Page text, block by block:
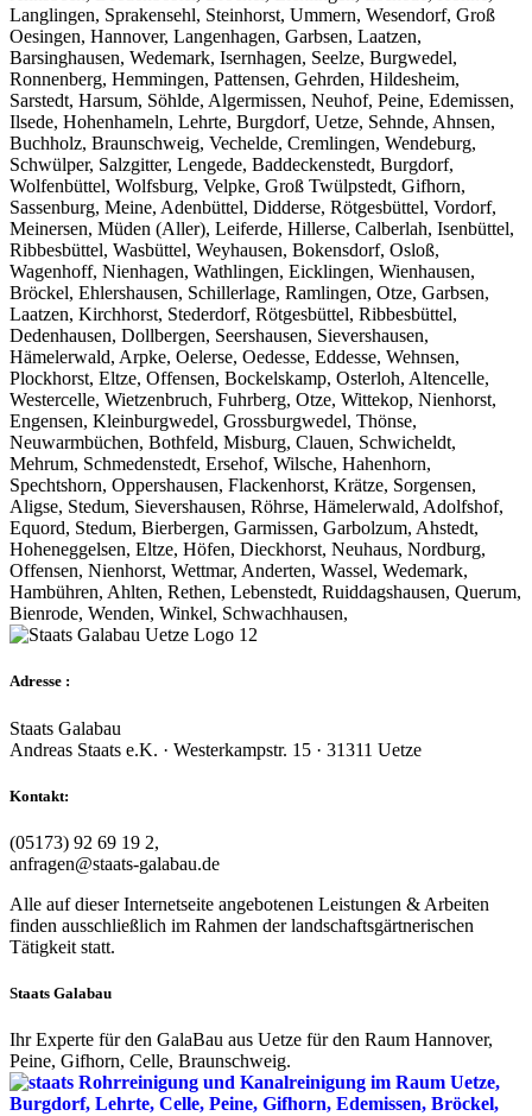
Langlingen, Sprakensehl, Steinhorst, Ummern, Wesendorf, Groß
Oesingen, Hannover, Langenhagen, Garbsen, Laatzen,
Barsinghausen, Wedemark, Isernhagen, Seelze, Burgwedel,
Ronnenberg, Hemmingen, Pattensen, Gehrden, Hildesheim,
Sarstedt, Harsum, Söhlde, Algermissen, Neuhof, Peine, Edemissen,
Ilsede, Hohenhameln, Lehrte, Burgdorf, Uetze, Sehnde, Ahnsen,
Buchholz, Braunschweig, Vechelde, Cremlingen, Wendeburg,
Schwülper, Salzgitter, Lengede, Baddeckenstedt, Burgdorf,
Wolfenbüttel, Wolfsburg, Velpke, Groß Twülpstedt, Gifhorn,
Sassenburg, Meine, Adenbüttel, Didderse, Rötgesbüttel, Vordorf,
Meinersen, Müden (Aller), Leiferde, Hillerse, Calberlah, Isenbüttel,
Ribbesbüttel, Wasbüttel, Weyhausen, Bokensdorf, Osloß,
Wagenhoff, Nienhagen, Wathlingen, Eicklingen, Wienhausen,
Bröckel, Ehlershausen, Schillerlage, Ramlingen, Otze, Garbsen,
Laatzen, Kirchhorst, Stederdorf, Rötgesbüttel, Ribbesbüttel,
Dedenhausen, Dollbergen, Seershausen, Sievershausen,
Hämelerwald, Arpke, Oelerse, Oedesse, Eddesse, Wehnsen,
Plockhorst, Eltze, Offensen, Bockelskamp, Osterloh, Altencelle,
Westercelle, Wietzenbruch, Fuhrberg, Otze, Wittekop, Nienhorst,
Engensen, Kleinburgwedel, Grossburgwedel, Thönse,
Neuwarmbüchen, Bothfeld, Misburg, Clauen, Schwicheldt,
Mehrum, Schmedenstedt, Ersehof, Wilsche, Hahenhorn,
Spechtshorn, Oppershausen, Flackenhorst, Krätze, Sorgensen,
Aligse, Stedum, Sievershausen, Röhrse, Hämelerwald, Adolfshof,
Equord, Stedum, Bierbergen, Garmissen, Garbolzum, Ahstedt,
Hoheneggelsen, Eltze, Höfen, Dieckhorst, Neuhaus, Nordburg,
Offensen, Nienhorst, Wettmar, Anderten, Wassel, Wedemark,
Hambühren, Ahlten, Rethen, Lebenstedt, Ruiddagshausen, Querum,
Bienrode, Wenden, Winkel, Schwachhausen,
Adresse :
Staats Galabau
Andreas Staats e.K. · Westerkampstr. 15 · 31311 Uetze
Kontakt:
(05173) 92 69 19 2,
anfragen@staats-galabau.de
Alle auf dieser Internetseite angebotenen Leistungen & Arbeiten
finden ausschließlich im Rahmen der landschaftsgärtnerischen
Tätigkeit statt.
Staats Galabau
Ihr Experte für den GalaBau aus Uetze für den Raum Hannover,
Peine, Gifhorn, Celle, Braunschweig.